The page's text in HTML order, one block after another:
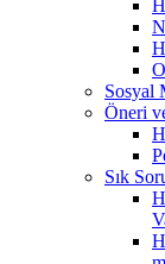
Sosyal
Öneri
Sık